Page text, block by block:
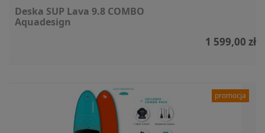
Deska SUP Lava 9.8 COMBO
Aquadesign
1 599,00 zł
promocja